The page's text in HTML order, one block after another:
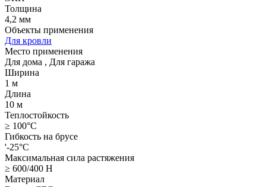
Толщина
4,2 мм
Объекты применения
Для кровли
Место применения
Для дома , Для гаража
Ширина
1 м
Длина
10 м
Теплостойкость
≥ 100°C
Гибкость на брусе
'-25°C
Максимальная сила растяжения
≥ 600/400 Н
Материал